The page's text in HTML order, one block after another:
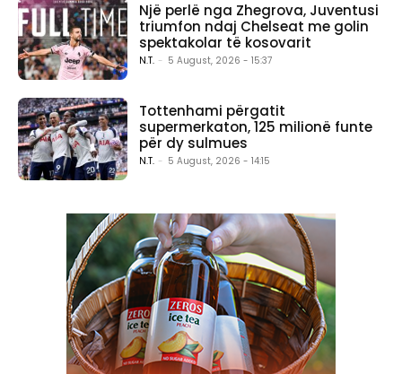
Një perlë nga Zhegrova, Juventusi
triumfon ndaj Chelseat me golin
spektakolar të kosovarit
N.T. - 5 August, 2026 - 15:37
Tottenhami përgatit
supermerkaton, 125 milionë funte
për dy sulmues
N.T. - 5 August, 2026 - 14:15